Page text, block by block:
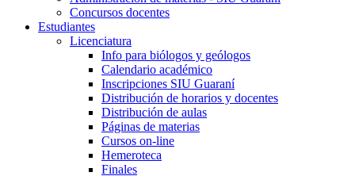
Concursos docentes
Estudiantes
Licenciatura
Info para biólogos y geólogos
Calendario académico
Inscripciones SIU Guaraní
Distribución de horarios y docentes
Distribución de aulas
Páginas de materias
Cursos on-line
Hemeroteca
Finales